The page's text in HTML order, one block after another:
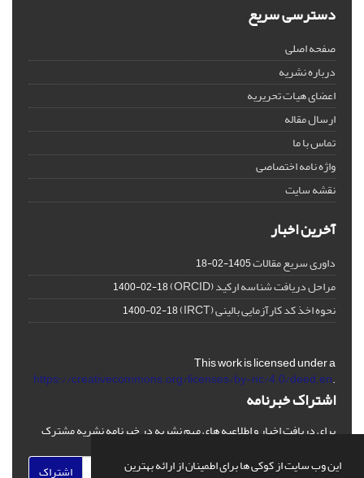
این وب سایت از کوکی ها برای اطمینان از ارائه بهترین
دسترسی سریع
صفحه اصلی
درباره نشریه
اعضای هیات تحریریه
ارسال مقاله
تماس با ما
واژه نامه اختصاصی
نقشه سایت
آخرین اخبار
داوری سریع مقالات1405-02-18
مراحل دریافت شناسه ارکید (ORCID) 1400-02-18
نحوه اخذ کد کارآزمایی بالینی (IRCT) 1400-02-18
This work is licensed under a
https://creativecommons.org/licenses/by-nc/4.0/deed.en.
اشتراک خبرنامه
برای دریافت اخبار و اطلاعیه های مهم نشریه در خبرنامه نشریه مشترک
اشتراک